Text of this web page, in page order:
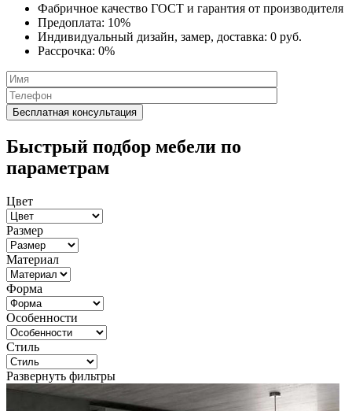
Фабричное качество ГОСТ и гарантия от производителя
Предоплата: 10%
Индивидуальный дизайн, замер, доставка: 0 руб.
Рассрочка: 0%
Быстрый подбор мебели по
параметрам
Цвет
Размер
Материал
Форма
Особенности
Стиль
Развернуть фильтры